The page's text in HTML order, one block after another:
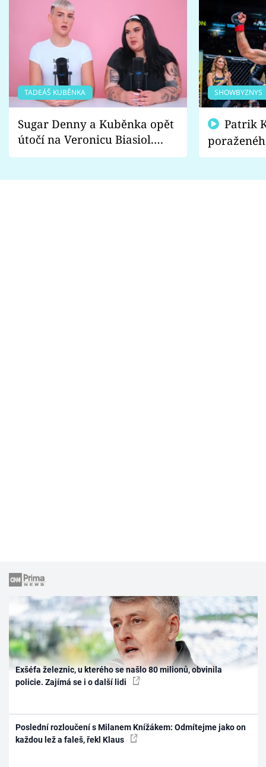
TADEÁŠ KUBĚNKA
Sugar Denny a Kuběnka opět
útočí na Veronicu Biasiol.
Proč je podle nich falešná a
SHOWBYZNYS
fanoušci
Exšéfa železnic, u kterého se našlo 80 milionů, obvinila
policie. Zajímá se i o další lidi
Poslední rozloučení s Milanem Knížákem: Odmítejme jako on
každou lež a faleš, řekl Klaus